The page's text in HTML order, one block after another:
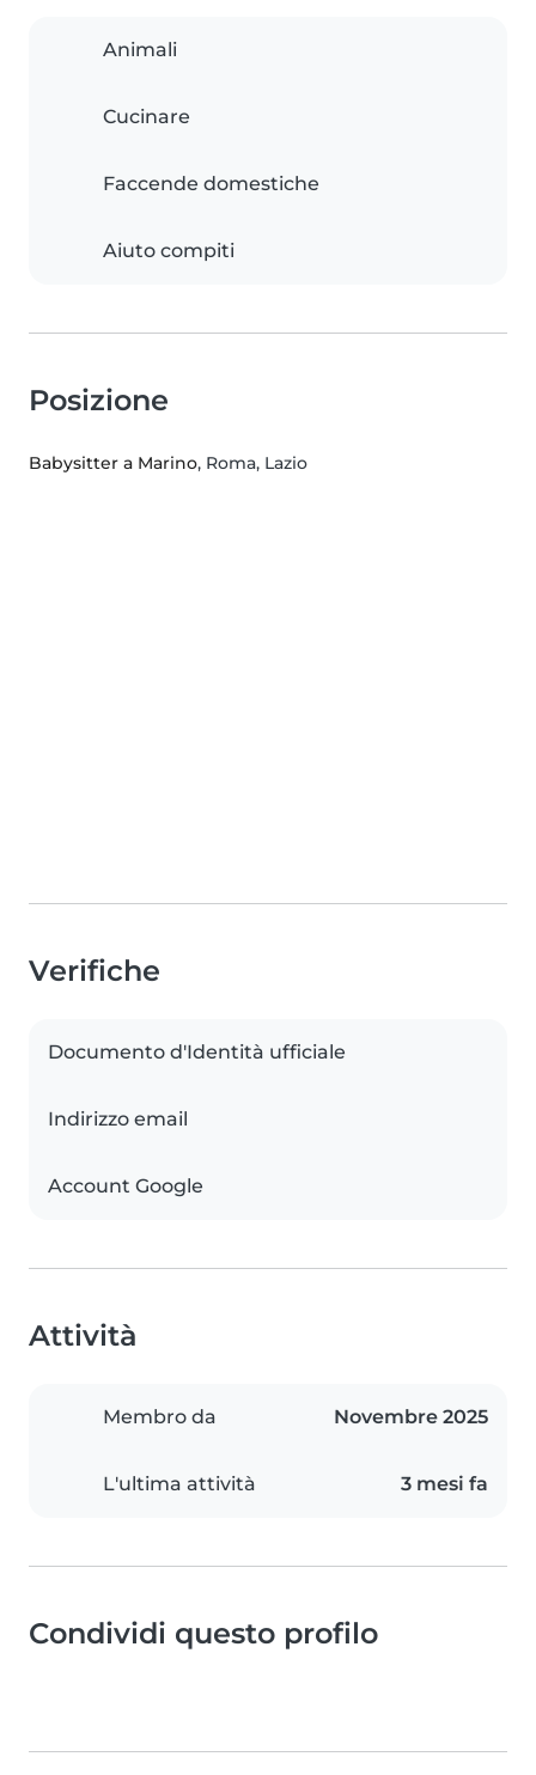
Animali
Cucinare
Faccende domestiche
Aiuto compiti
Posizione
Babysitter a Marino, Roma, Lazio
Verifiche
Documento d'Identità ufficiale
Indirizzo email
Account Google
Attività
Membro da Novembre 2025
L'ultima attività 3 mesi fa
Condividi questo profilo